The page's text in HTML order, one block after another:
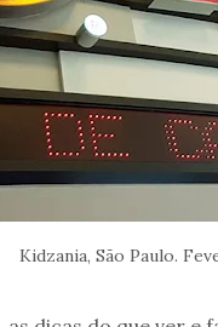
Kidzania, São Paulo.